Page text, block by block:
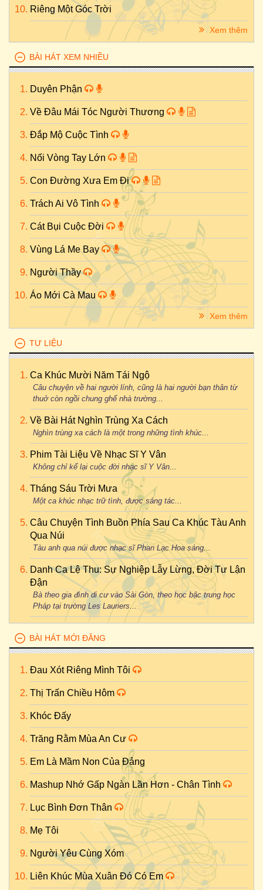
Riêng Một Góc Trời
Xem thêm
BÀI HÁT XEM NHIỀU
Duyên Phận
Về Đâu Mái Tóc Người Thương
Đắp Mộ Cuộc Tình
Nối Vòng Tay Lớn
Con Đường Xưa Em Đi
Trách Ai Vô Tình
Cát Bụi Cuộc Đời
Vùng Lá Me Bay
Người Thầy
Áo Mới Cà Mau
Xem thêm
TƯ LIỆU
Ca Khúc Mười Năm Tái Ngộ
Câu chuyện về hai người lính, cũng là hai người bạn thân từ
thuở còn ngồi chung ghế nhà trường...
Về Bài Hát Nghìn Trùng Xa Cách
Nghìn trùng xa cách là một trong những tình khúc...
Phim Tài Liệu Về Nhạc Sĩ Y Vân
Không chỉ kể lại cuộc đời nhạc sĩ Y Vân...
Tháng Sáu Trời Mưa
Một ca khúc nhạc trữ tình, được sáng tác...
Câu Chuyện Tình Buồn Phía Sau Ca Khúc Tàu Anh
Qua Núi
Tàu anh qua núi được nhạc sĩ Phan Lạc Hoa sáng...
Danh Ca Lệ Thu: Sự Nghiệp Lẫy Lừng, Đời Tư Lận
Đận
Bà theo gia đình di cư vào Sài Gòn, theo học bậc trung học
Pháp tại trường Les Lauriers...
BÀI HÁT MỚI ĐĂNG
Đau Xót Riêng Mình Tôi
Thị Trấn Chiều Hôm
Khóc Đấy
Trăng Rằm Mùa An Cư
Em Là Mầm Non Của Đảng
Mashup Nhớ Gấp Ngàn Lần Hơn - Chân Tình
Lục Bình Đơn Thân
Mẹ Tôi
Người Yêu Cùng Xóm
Liên Khúc Mùa Xuân Đó Có Em